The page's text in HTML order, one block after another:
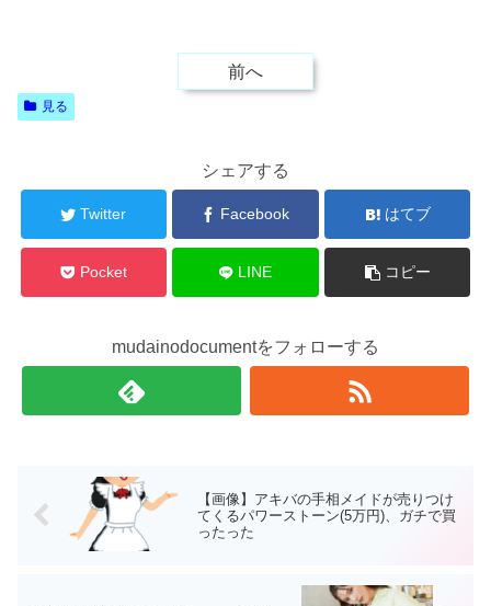
前へ
見る
シェアする
Twitter Facebook はてブ
Pocket LINE コピー
mudainodocumentをフォローする
【画像】アキバの手相メイドが売りつけ
てくるパワーストーン(5万円)、ガチで買
ったった